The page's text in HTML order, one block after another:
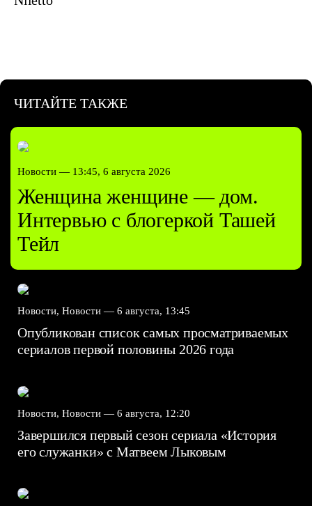
ЧИТАЙТЕ ТАКЖЕ
Новости — 13:45, 6 августа 2026
Женщина женщине — дом.
Интервью с блогеркой Ташей
Тейл
Новости, Новости — 6 августа, 13:45
Опубликован список самых просматриваемых
сериалов первой половины 2026 года
Новости, Новости — 6 августа, 12:20
Завершился первый сезон сериала «История
его служанки» с Матвеем Лыковым